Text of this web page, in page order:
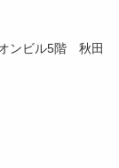
ビル5階 秋田